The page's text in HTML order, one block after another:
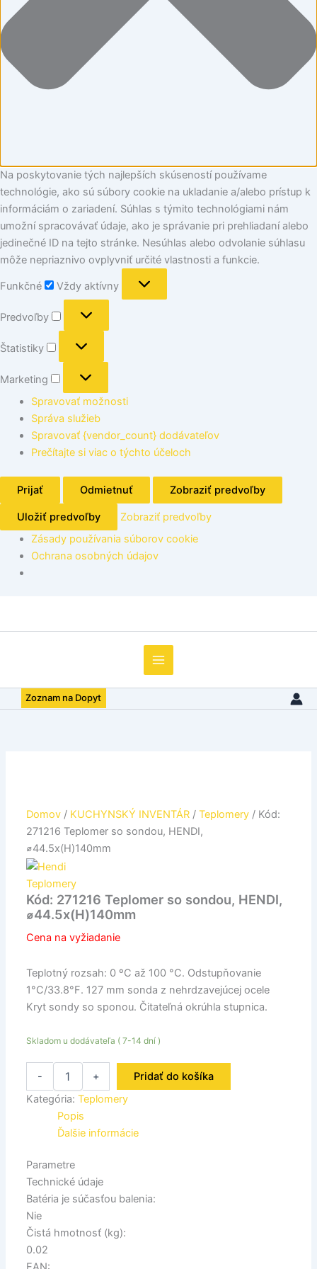
Na poskytovanie tých najlepších skúseností používame
technológie, ako sú súbory cookie na ukladanie a/alebo prístup k
informáciám o zariadení. Súhlas s týmito technológiami nám
umožní spracovávať údaje, ako je správanie pri prehliadaní alebo
jedinečné ID na tejto stránke. Nesúhlas alebo odvolanie súhlasu
môže nepriaznivo ovplyvniť určité vlastnosti a funkcie.
Funkčné Vždy aktívny
Predvoľby
Štatistiky
Marketing
Spravovať možnosti
Správa služieb
Spravovať {vendor_count} dodávateľov
Prečítajte si viac o týchto účeloch
Prijať Odmietnuť Zobraziť predvoľby
Uložiť predvoľby
Zobraziť predvoľby
Zásady používania súborov cookie
Ochrana osobných údajov
Zoznam na Dopyt
Domov / KUCHYNSKÝ INVENTÁR /Teplomery / Kód:
271216 Teplomer so sondou, HENDI,
⌀44.5x(H)140mm
Teplomery
Kód: 271216 Teplomer so sondou, HENDI,
⌀44.5x(H)140mm
Cena na vyžiadanie
Teplotný rozsah: 0 ºC až 100 °C. Odstupňovanie
1°C/33.8°F. 127 mm sonda z nehrdzavejúcej ocele
Kryt sondy so sponou. Čitateľná okrúhla stupnica.
Skladom u dodávateľa ( 7-14 dní )
-
271216
HENDI,
⌀44.5x(H)140mm
+
Pridať do košíka
Kategória:Teplomery
Popis
Ďalšie informácie
Parametre
Technické údaje
Batéria je súčasťou balenia:
Nie
Čistá hmotnosť (kg):
0.02